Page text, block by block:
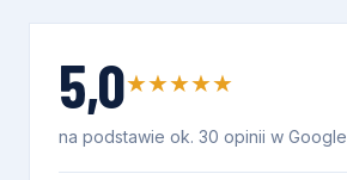
5,0★★★★★
na podstawie ok. 30 opinii w Google